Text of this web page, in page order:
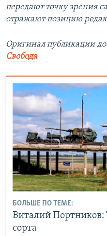
передают точку зрения
отражают позицию
Оригинал публикации
Свобода
БОЛЬШЕ ПО ТЕМЕ:
Виталий Портников:
сорта